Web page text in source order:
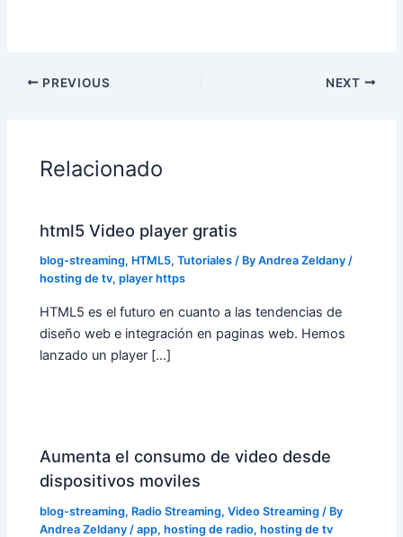
PREVIOUS NEXT
Relacionado
html5 Video player gratis
blog-streaming, HTML5,Tutoriales / ByAndrea Zeldany/
hosting de tv,player https
HTML5 es el futuro en cuanto a las tendencias de
diseño web e integración en paginas web. Hemos
lanzado un player […]
Aumenta el consumo de video desde
dispositivos moviles
blog-streaming, Radio Streaming,Video Streaming / By
Andrea Zeldany /app,hosting de radio,hosting de tv